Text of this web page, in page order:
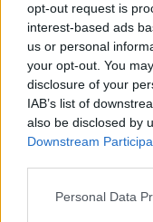
opt-out request is
interest-based ads
us or personal
your opt-out. You
disclosure of your
IAB’s list of
also be disclosed by
Downstream
Please note that this
Personal Data
Οι
αίτησή τους στην
αναφερόμενα
τεκμηρίωση των
συνεκτιμώμενων
θέσης που
χρονικό διάστημα
και 25